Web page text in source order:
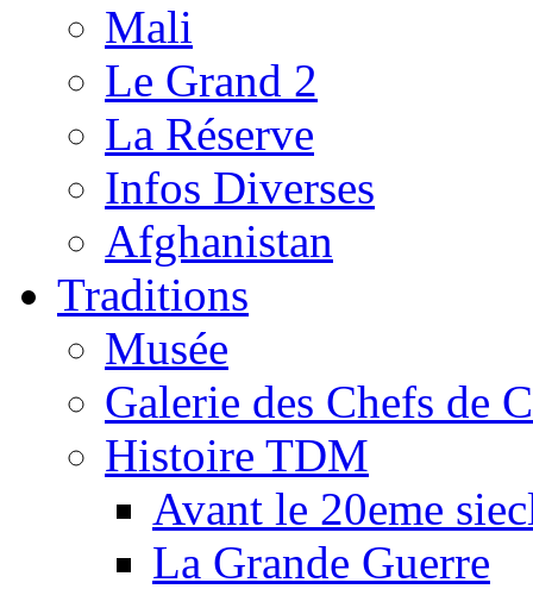
Mali
Le Grand 2
La Réserve
Infos Diverses
Afghanistan
Traditions
Musée
Galerie des Chefs de
Histoire TDM
Avant le 20eme
La Grande Guerre